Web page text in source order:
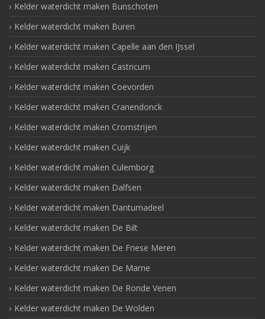
Kelder waterdicht maken Bunschoten
Kelder waterdicht maken Buren
Kelder waterdicht maken Capelle aan den IJssel
Kelder waterdicht maken Castricum
Kelder waterdicht maken Coevorden
Kelder waterdicht maken Cranendonck
Kelder waterdicht maken Cromstrijen
Kelder waterdicht maken Cuijk
Kelder waterdicht maken Culemborg
Kelder waterdicht maken Dalfsen
Kelder waterdicht maken Dantumadeel
Kelder waterdicht maken De Bilt
Kelder waterdicht maken De Friese Meren
Kelder waterdicht maken De Marne
Kelder waterdicht maken De Ronde Venen
Kelder waterdicht maken De Wolden